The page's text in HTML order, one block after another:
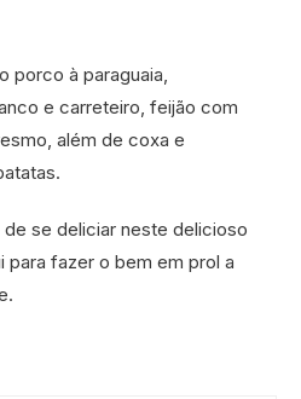
porco à paraguaia,
e carreteiro, feijão com
além de coxa e
se deliciar neste delicioso
para fazer o bem em prol a